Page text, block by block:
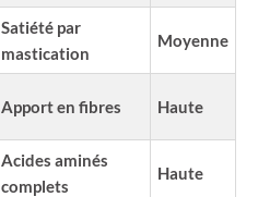
Satiété par
mastication
Moyenne
Apport en fibres Haute
Acides aminés
complets
Haute